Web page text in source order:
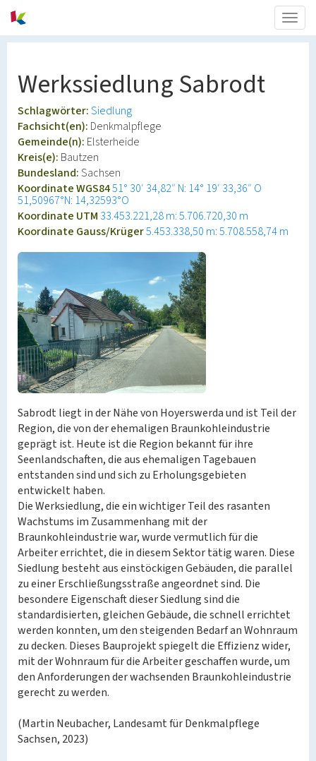
Werkssiedlung Sabrodt
Schlagwörter:Siedlung
Fachsicht(en): Denkmalpflege
Gemeinde(n): Elsterheide
Kreis(e): Bautzen
Bundesland:Sachsen
Koordinate WGS8451° 30′ 34,82″ N: 14° 19′ 33,36″ O
51,50967°N: 14,32593°O
Koordinate UTM 33.453.221,28 m: 5.706.720,30 m
Koordinate Gauss/Krüger5.453.338,50 m: 5.708.558,74 m
Sabrodt liegt in der Nähe von Hoyerswerda und ist Teil der
Region, die von der ehemaligen Braunkohleindustrie
geprägt ist. Heute ist die Region bekannt für ihre
Seenlandschaften, die aus ehemaligen Tagebauen
entstanden sind und sich zu Erholungsgebieten
entwickelt haben.
Die Werksiedlung, die ein wichtiger Teil des rasanten
Wachstums im Zusammenhang mit der
Braunkohleindustrie war, wurde vermutlich für die
Arbeiter errichtet, die in diesem Sektor tätig waren. Diese
Siedlung besteht aus einstöckigen Gebäuden, die parallel
zu einer Erschließungsstraße angeordnet sind. Die
besondere Eigenschaft dieser Siedlung sind die
standardisierten, gleichen Gebäude, die schnell errichtet
werden konnten, um den steigenden Bedarf an Wohnraum
zu decken. Dieses Bauprojekt spiegelt die Effizienz wider,
mit der Wohnraum für die Arbeiter geschaffen wurde, um
den Anforderungen der wachsenden Braunkohleindustrie
gerecht zu werden.
(Martin Neubacher, Landesamt für Denkmalpflege
Sachsen, 2023)